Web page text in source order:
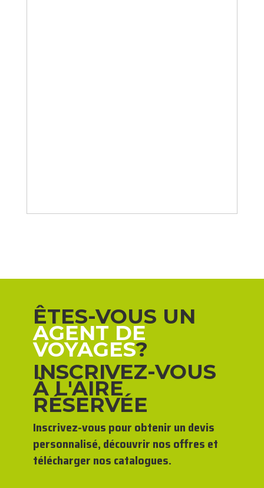
ÊTES-VOUS UN
AGENT DE
VOYAGES?
INSCRIVEZ-VOUS
À L'AIRE
RÉSERVÉE
Inscrivez-vous pour obtenir un devis
personnalisé, découvrir nos offres et
télécharger nos catalogues.